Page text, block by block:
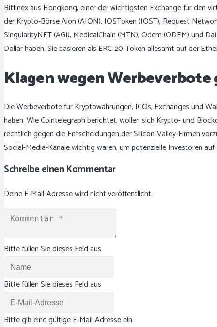
Bitfinex aus Hongkong, einer der wichtigsten Exchange für den
der Krypto-Börse Aion (AION), IOSToken (IOST), Request
SingularityNET (AGI), MedicalChain (MTN), Odem (ODEM) und
Dollar haben. Sie basieren als ERC-20-Token allesamt auf der
Klagen wegen
Die Werbeverbote für Kryptowährungen, ICOs, Exchanges und
haben. Wie Cointelegraph berichtet, wollen sich Krypto- und
rechtlich gegen die Entscheidungen der Silicon-Valley-Firmen
Social-Media-Kanäle wichtig waren, um potenzielle Investoren
Schreibe einen Kommentar
Deine E-Mail-Adresse wird nicht veröffentlicht.
Bitte füllen Sie dieses Feld aus
Bitte füllen Sie dieses Feld aus
Bitte gib eine gültige E-Mail-Adresse ein.